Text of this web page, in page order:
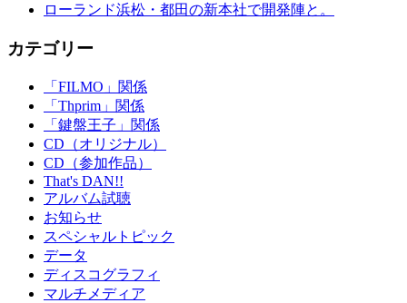
ローランド浜松・都田の新本社で開発陣と。
カテゴリー
「FILMO」関係
「Thprim」関係
「鍵盤王子」関係
CD（オリジナル）
CD（参加作品）
That's DAN!!
アルバム試聴
お知らせ
スペシャルトピック
データ
ディスコグラフィ
マルチメディア